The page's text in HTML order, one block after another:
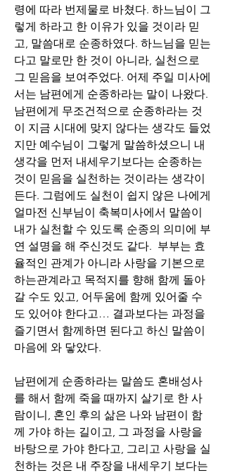
령에 따라 번제물로 바쳤다. 하느님이 그
렇게 하라고 한 이유가 있을 것이라 믿
고, 말씀대로 순종하였다. 하느님을 믿는
다고 말로만 한 것이 아니라, 실천으로
그 믿음을 보여주었다. 어제 주일 미사에
서는 남편에게 순종하라는 말이 나왔다.
남편에게 무조건적으로 순종하라는 것
이 지금 시대에 맞지 않다는 생각도 들었
지만 예수님이 그렇게 말씀하셨으니 내
생각을 먼저 내세우기보다는 순종하는
것이 믿음을 실천하는 것이라는 생각이
든다. 그럼에도 실천이 쉽지 않은 나에게
얼마전 신부님이 축복미사에서 말씀이
내가 실천할 수 있도록 순종의 의미에 부
연 설명을 해 주신것도 같다.  부부는 효
율적인 관계가 아니라 사랑을 기본으로
하는관계라고 목적지를 향해 함께 돌아
갈 수도 있고, 어두움에 함께 있어줄 수
도 있어야 한다고… 결과보다는 과정을
즐기면서 함께하면 된다고 하신 말씀이
마음에 와 닿았다.
남편에게 순종하라는 말씀도 혼배성사
를 해서 함께 죽을 때까지 살기로 한 사
람이니, 혼인 후의 삶은 나와 남편이 함
께 가야 하는 길이고, 그 과정을 사랑을
바탕으로 가야 한다고, 그리고 사랑을 실
천하는 것은 내 주장을 내세우기 보다는